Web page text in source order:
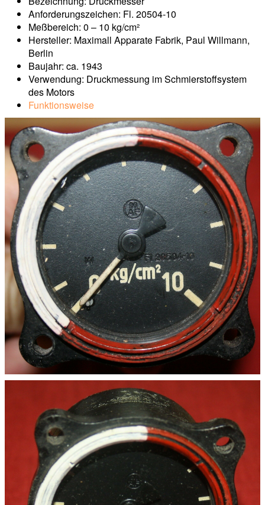
Anforderungszeichen: Fl. 20504-10
Meßbereich: 0 – 10 kg/cm²
Hersteller: Maximall Apparate Fabrik, Paul Willmann,
Berlin
Baujahr: ca. 1943
Verwendung: Druckmessung im Schmierstoffsystem
des Motors
Funktionsweise